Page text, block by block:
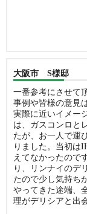
大阪市 S様邸
一番参考にさせて
事例や皆様の意見
実際に近いイメー
は、ガスコンロと
たが、お一人で運
りました。当初は
えてなかったので
り、リンナイのデ
たので少し気持ち
やってきた途端、
理がデリシアと出